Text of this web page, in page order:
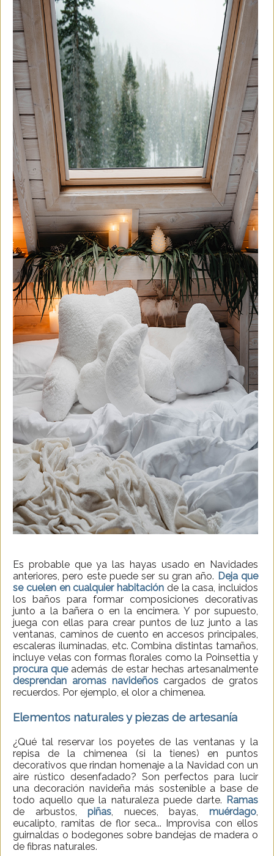
Es probable que ya las hayas usado en Navidades
anteriores, pero este puede ser su gran año. Deja que
se cuelen en cualquier habitación de la casa, incluidos
los baños para formar composiciones decorativas
junto a la bañera o en la encimera. Y por supuesto,
juega con ellas para crear puntos de luz junto a las
ventanas, caminos de cuento en accesos principales,
escaleras iluminadas, etc. Combina distintas tamaños,
incluye velas con formas florales como la Poinsettia y
procura queademás de estar hechas artesanalmente
desprendan aromas navideñoscargados de gratos
recuerdos. Por ejemplo, el olor a chimenea.
Elementos naturales y piezas de artesanía
¿Qué tal reservar los poyetes de las ventanas y la
repisa de la chimenea (si la tienes) en puntos
decorativos que rindan homenaje a la Navidad con un
aire rústico desenfadado? Son perfectos para lucir
una decoración navideña más sostenible a base de
todo aquello que la naturaleza puede darte. Ramas
de arbustos,piñas, nueces, bayas,muérdago,
eucalipto, ramitas de flor seca... Improvisa con ellos
guirnaldas o bodegones sobre bandejas de madera o
de fibras naturales.